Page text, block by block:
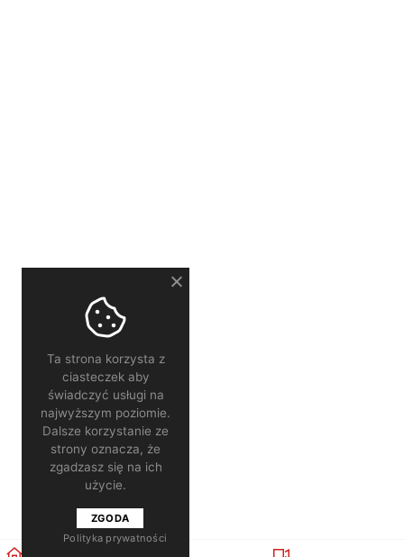
Ta strona korzysta z
ciasteczek aby
świadczyć usługi na
najwyższym poziomie.
Dalsze korzystanie ze
strony oznacza, że
zgadzasz się na ich
użycie.
ZGODA
Polityka prywatności